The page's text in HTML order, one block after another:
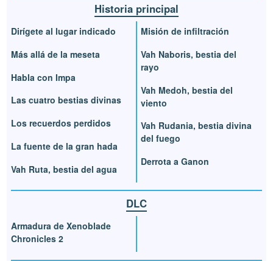
Historia principal
Dirígete al lugar indicado
Más allá de la meseta
Habla con Impa
Las cuatro bestias divinas
Los recuerdos perdidos
La fuente de la gran hada
Vah Ruta, bestia del agua
Misión de infiltración
Vah Naboris, bestia del
rayo
Vah Medoh, bestia del
viento
Vah Rudania, bestia divina
del fuego
Derrota a Ganon
DLC
Armadura de Xenoblade
Chronicles 2